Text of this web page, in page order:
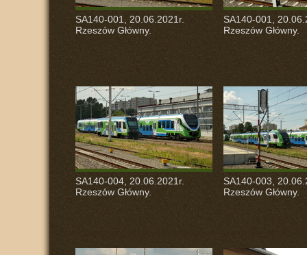
SA140-001, 20.06.2021r.
Rzeszów Główny.
SA140-001,
Rzeszów Główny.
SA140-004, 20.06.2021r.
Rzeszów Główny.
SA140-003,
Rzeszów Główny.